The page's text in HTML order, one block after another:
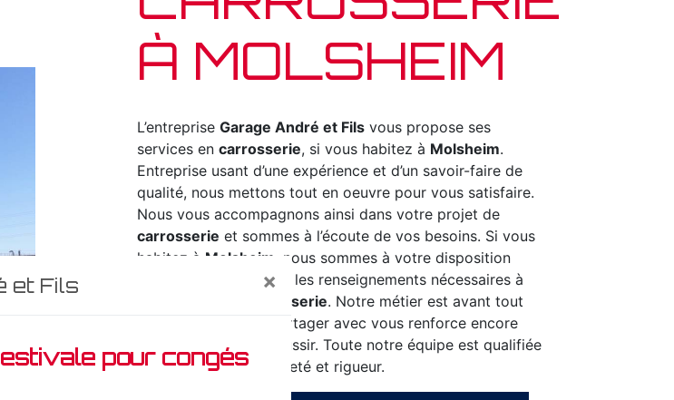
et Fils ×
pour congés
À MOLSHEIM
L’entreprise Garage André et Fils vous propose ses
services en carrosserie, si vous habitez à Molsheim.
Entreprise usant d’une expérience et d’un savoir-faire de
qualité, nous mettons tout en oeuvre pour vous satisfaire.
Nous vous accompagnons ainsi dans votre projet de
carrosserie et sommes à l’écoute de vos besoins. Si vous
habitez à Molsheim , nous sommes à votre disposition
pour vous transmettre les renseignements nécessaires à
carrosserie. Notre métier est avant tout
notre passion et le partager avec vous renforce encore
plus notre désir de réussir. Toute notre équipe est qualifiée
et travaille avec propreté et rigueur.